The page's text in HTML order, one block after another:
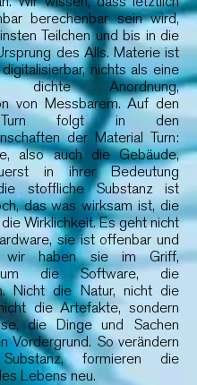
berechenbar sein wird,
Teilchen und bis in die
des Alls. Materie ist
nichts als eine
dichte Anordnung,
von Messbarem. Auf den
Turn folgt in den
der Material Turn:
also auch die Gebäude,
in ihrer Bedeutung
stoffliche Substanz ist
das was wirksam ist, die
Wirklichkeit. Es geht nicht
sie ist offenbar und
wir haben sie im Griff,
die Software, die
Nicht die Natur, nicht die
die Artefakte, sondern
die Dinge und Sachen
Vordergrund. So verändern
formieren die
Lebens neu.